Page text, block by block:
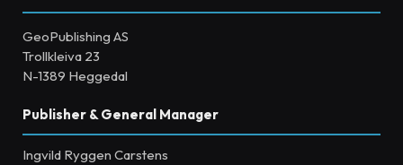
GeoPublishing AS
Trollkleiva 23
N-1389 Heggedal
Publisher & General Manager
Ingvild Ryggen Carstens